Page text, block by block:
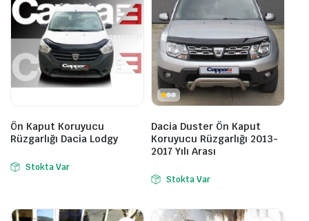
Ön Kaput Koruyucu
Rüzgarlığı Dacia Lodgy
Stokta Var
Dacia Duster Ön Kaput
Koruyucu Rüzgarlığı 2013-
2017 Yılı Arası
Stokta Var